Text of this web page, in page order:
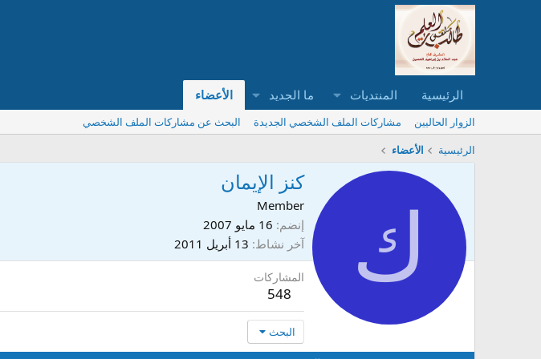
الرئيسية المنتديات ما الجديد الأعضاء
الزوار الحاليين مشاركات الملف الشخصي الجديدة
البحث عن مشاركات الملف الشخصي
الرئيسية
الأعضاء
ك
كنز الإيمان
Member
إنضم 16 مايو 2007
آخر نشاط 13 أبريل 2011
المشاركات
548
البحث